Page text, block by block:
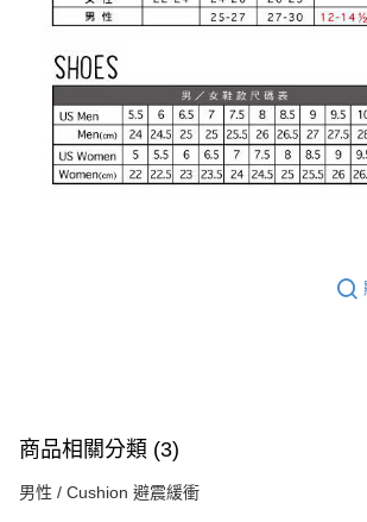
商品相關分類 (3)
男性 / Cushion 避震緩衝